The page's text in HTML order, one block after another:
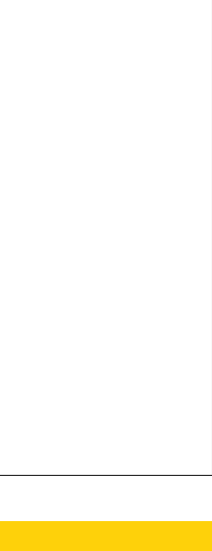
difficile, surtout avec
entre Bozel et Courchevel
mise sur pause, car trop
correspondre aux